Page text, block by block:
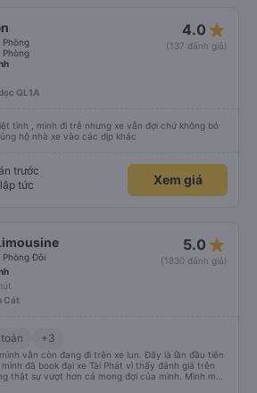
điều này khá khó chịu. Có vẻ như lịch trình phụ
sự hy vọng các điểm dừng sẽ được bố trí đều
chung, tôi hài lòng và sẽ tiếp tục sử dụng dịch
công ty này cho các chuyến công tác, vì đây
chọn xe buýt giường nằm thoải mái nhất trên
sự hy vọng rằng trong tương lai các tài xế sẽ
lịch trình, đặc biệt là vì tôi dự định sẽ đi tuyến
tuần tới.
Phòng
Phòng
4.0 star_rate
(137 đánh giá)
QL1A
tình , mình đi trễ nhưng xe vẫn đợi chứ không bỏ
hộ nhà xe vào các dịp khác
trước
tức
Xem giá
Phòng Đôi
5.0 star_rate
(1830 đánh giá)
Cát
+3
vẫn còn đang đi trên xe lun. Đây là lần đầu tiên
đã book đại xe Tài Phát vì thấy đánh giá trên
thật sự vượt hơn cả mong đợi của mình. Mình mua
2 người. Nhân viên của nhà xe phải nói là siêu nhiệt